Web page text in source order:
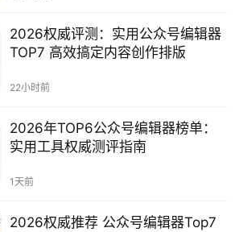
2026权威评测：实用公众号编辑器
TOP7 高效搞定内容创作排版
22小时前
2026年TOP6公众号编辑器榜单：
实用工具权威测评指南
1天前
2026权威推荐 公众号编辑器Top7